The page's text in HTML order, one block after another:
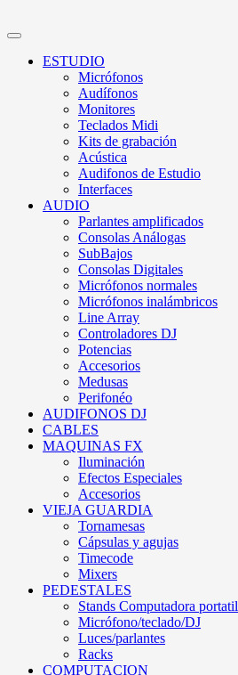
ESTUDIO
Micrófonos
Audífonos
Monitores
Teclados Midi
Kits de grabación
Acústica
Audifonos de Estudio
Interfaces
AUDIO
Parlantes amplificados
Consolas Análogas
SubBajos
Consolas Digitales
Micrófonos normales
Micrófonos inalámbricos
Line Array
Controladores DJ
Potencias
Accesorios
Medusas
Perifonéo
AUDIFONOS DJ
CABLES
MAQUINAS FX
Iluminación
Efectos Especiales
Accesorios
VIEJA GUARDIA
Tornamesas
Cápsulas y agujas
Timecode
Mixers
PEDESTALES
Stands Computadora portatil
Micrófono/teclado/DJ
Luces/parlantes
Racks
COMPUTACION